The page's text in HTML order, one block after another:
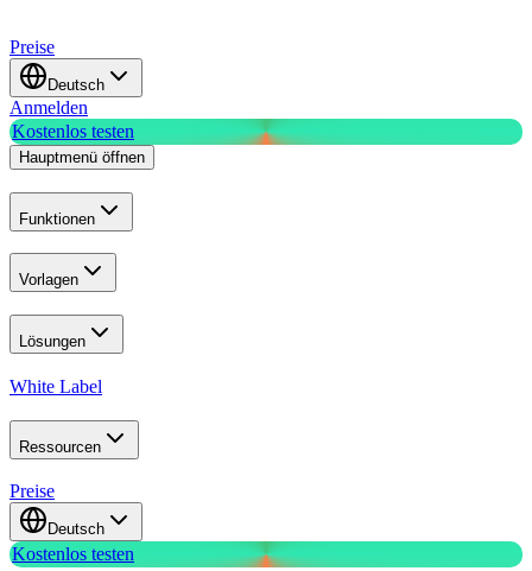
Preise
Deutsch
Anmelden
Kostenlos testen
Hauptmenü öffnen
Funktionen
Vorlagen
Lösungen
White Label
Ressourcen
Preise
Deutsch
Kostenlos testen